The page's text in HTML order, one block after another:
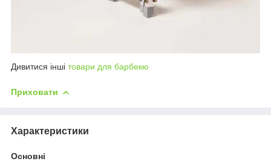
Дивитися інші товари для барбекю
Приховати
Характеристики
Основні